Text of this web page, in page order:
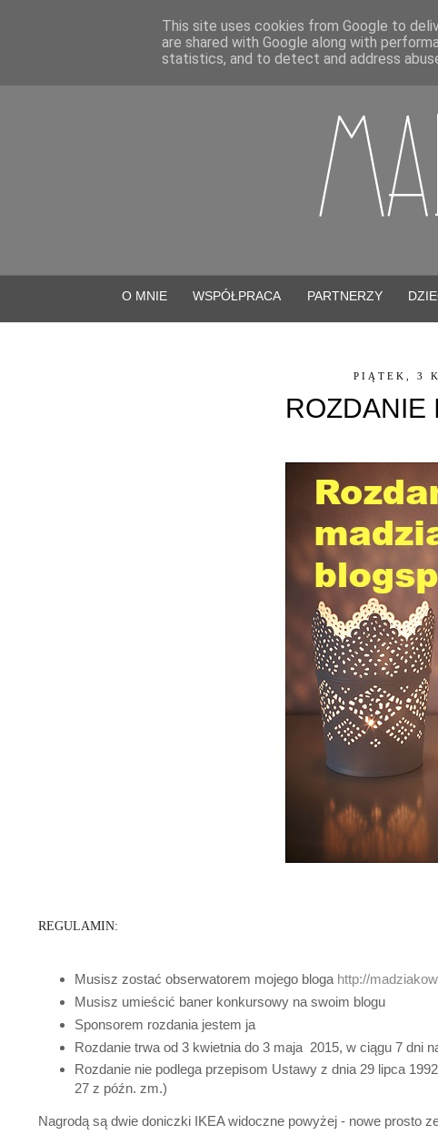
O MNIE WSPÓŁPRACA PARTNERZY
PIĄTEK, 3
ROZDANIE
REGULAMIN:
Musisz zostać obserwatorem mojego bloga http://
Musisz umieścić baner konkursowy na swoim blogu
Sponsorem rozdania jestem ja
Rozdanie trwa od 3 kwietnia do 3 maja 2015, w ciągu 7 dni
Rozdanie nie podlega przepisom Ustawy z dnia 29 lipca
27 z późn. zm.)
Nagrodą są dwie doniczki IKEA widoczne powyżej - nowe prosto
This site uses cookies from Google to
are shared with Google along with
statistics, and to detect and address